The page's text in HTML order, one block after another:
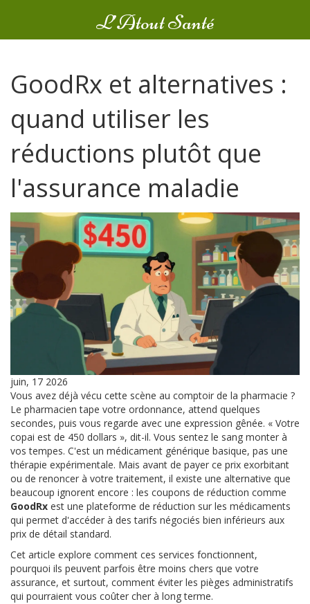
L’Atout Santé
GoodRx et alternatives :
quand utiliser les
réductions plutôt que
l'assurance maladie
juin, 17 2026
Vous avez déjà vécu cette scène au comptoir de la pharmacie ?
Le pharmacien tape votre ordonnance, attend quelques
secondes, puis vous regarde avec une expression gênée. « Votre
copai est de 450 dollars », dit-il. Vous sentez le sang monter à
vos tempes. C'est un médicament générique basique, pas une
thérapie expérimentale. Mais avant de payer ce prix exorbitant
ou de renoncer à votre traitement, il existe une alternative que
beaucoup ignorent encore : les coupons de réduction comme
GoodRx est une plateforme de réduction sur les médicaments
qui permet d'accéder à des tarifs négociés bien inférieurs aux
prix de détail standard.
Cet article explore comment ces services fonctionnent,
pourquoi ils peuvent parfois être moins chers que votre
assurance, et surtout, comment éviter les pièges administratifs
qui pourraient vous coûter cher à long terme.